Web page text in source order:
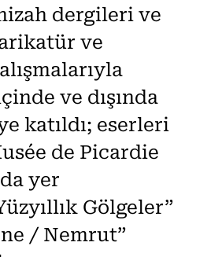
dergileri ve
ve
ve dışında
katıldı; eserleri
de Picardie
yer
Gölgeler”
/ Nemrut”